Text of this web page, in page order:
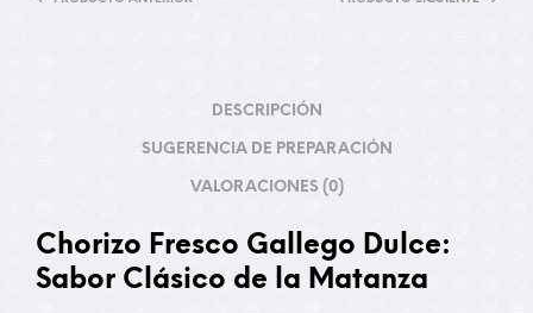
DESCRIPCIÓN
SUGERENCIA DE PREPARACIÓN
VALORACIONES (0)
Chorizo Fresco Gallego Dulce:
Sabor Clásico de la Matanza